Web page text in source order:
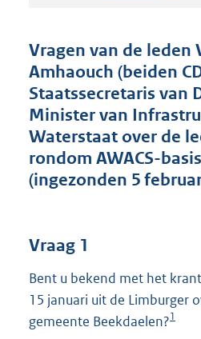
Vragen van de leden
Amhaouch (beiden
Staatssecretaris van
Minister van
Waterstaat over de
rondom AWACS-
(ingezonden 5
Vraag 1
Bent u bekend met het
15 januari uit de Limburger
gemeente Beekdaelen?1